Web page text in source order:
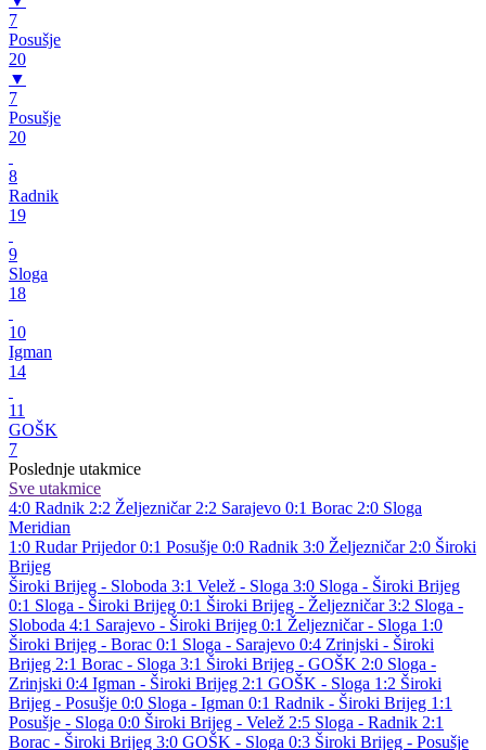
7
Posušje
20
▼
7
Posušje
20
8
Radnik
19
9
Sloga
18
10
Igman
14
11
GOŠK
7
Poslednje utakmice
Sve utakmice
4:0 Radnik 2:2 Željezničar 2:2 Sarajevo 0:1 Borac 2:0 Sloga
Meridian
1:0 Rudar Prijedor 0:1 Posušje 0:0 Radnik 3:0 Željezničar 2:0 Široki
Brijeg
Široki Brijeg - Sloboda 3:1 Velež - Sloga 3:0 Sloga - Široki Brijeg
0:1 Sloga - Široki Brijeg 0:1 Široki Brijeg - Željezničar 3:2 Sloga -
Sloboda 4:1 Sarajevo - Široki Brijeg 0:1 Željezničar - Sloga 1:0
Široki Brijeg - Borac 0:1 Sloga - Sarajevo 0:4 Zrinjski - Široki
Brijeg 2:1 Borac - Sloga 3:1 Široki Brijeg - GOŠK 2:0 Sloga -
Zrinjski 0:4 Igman - Široki Brijeg 2:1 GOŠK - Sloga 1:2 Široki
Brijeg - Posušje 0:0 Sloga - Igman 0:1 Radnik - Široki Brijeg 1:1
Posušje - Sloga 0:0 Široki Brijeg - Velež 2:5 Sloga - Radnik 2:1
Borac - Široki Brijeg 3:0 GOŠK - Sloga 0:3 Široki Brijeg - Posušje